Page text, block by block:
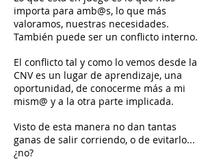
importa para amb@s, lo que más
valoramos, nuestras necesidades.
También puede ser un conflicto interno.
El conflicto tal y como lo vemos desde la
CNV es un lugar de aprendizaje, una
oportunidad, de conocerme más a mi
mism@ y a la otra parte implicada.
Visto de esta manera no dan tantas
ganas de salir corriendo, o de evitarlo...
¿no?